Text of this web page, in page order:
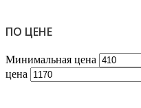
ПО ЦЕНЕ
Минимальная цена
цена